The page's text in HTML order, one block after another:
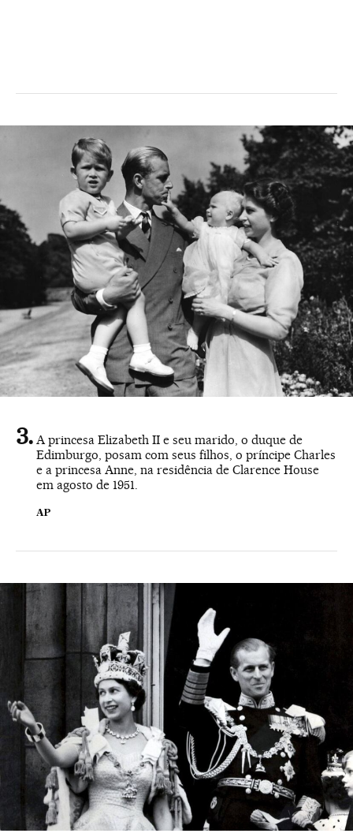
A princesa Elizabeth II e seu marido, o duque de
Edimburgo, posam com seus filhos, o príncipe Charles
e a princesa Anne, na residência de Clarence House
em agosto de 1951.
AP